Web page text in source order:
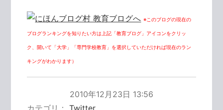
※このブログの現在の
ブログランキングを知りたい方は上記「教育ブログ」アイコンをクリッ
ク、開いて「大学」「専門学校教育」を選択していただければ現在のラン
キングがわかります）
2010年12月23日 13:56
カテゴリ
Twitter